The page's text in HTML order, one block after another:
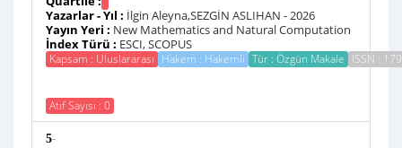
Yazarlar - Yıl : İlgin Aleyna,SEZGİN ASLIHAN - 2026
Yayın Yeri : New Mathematics and Natural Computation
İndex Türü : ESCI, SCOPUS
Kapsam : Uluslararası Hakem : Hakemli Tür : Özgün Makale ISSN :
Atıf Sayısı : 0
5-